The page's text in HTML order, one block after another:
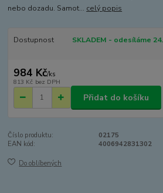
nebo dozadu. Samot... celý popis
Dostupnost SKLADEM - odesíláme
984 Kč/ks
813 Kč bez DPH
Přidat do košíku
Číslo produktu:
02175
EAN kód:
4006942831302
Do oblíbených